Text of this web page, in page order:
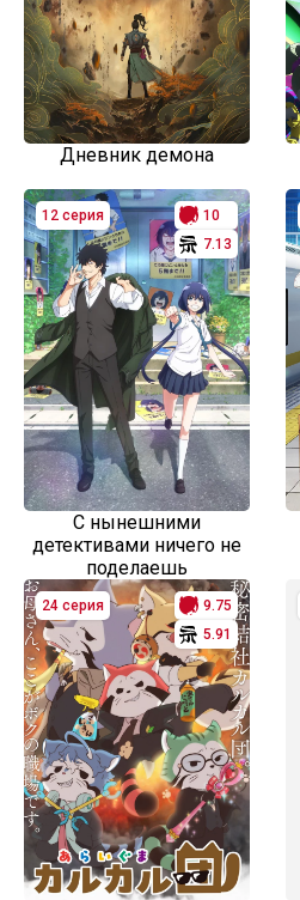
Дневник демона
12 серия
10
7.13
С нынешними
детективами ничего не
поделаешь
24 серия
9.75
5.91